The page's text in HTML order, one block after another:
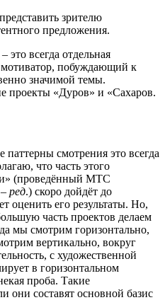
зрителю
предложения.
это всегда отдельная
мотиватор, побуждающий к
значимой темы.
проекты «Дуров» и «Сахаров.
смотрения это всегда
что часть этого
(проведённый МТС
– ред.) скоро дойдёт до
оценить его результаты. Но,
часть проектов делаем
мы смотрим горизонтально,
вертикально, вокруг
с художественной
в горизонтальном
проба. Такие
они составят основной базис